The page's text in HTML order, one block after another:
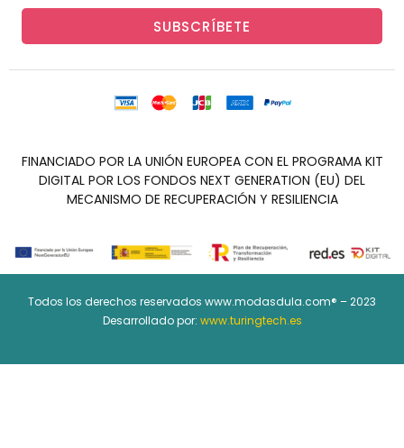
SUBSCRÍBETE
FINANCIADO POR LA UNIÓN EUROPEA CON EL PROGRAMA KIT
DIGITAL POR LOS FONDOS NEXT GENERATION (EU) DEL
MECANISMO DE RECUPERACIÓN Y RESILIENCIA
Todos los derechos reservados www.modasdula.com® – 2023
Desarrollado por: www.turingtech.es